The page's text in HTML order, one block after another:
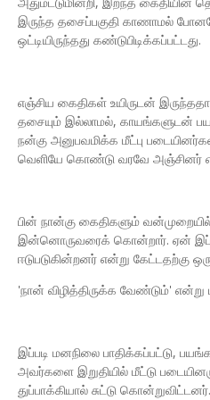
இருந்த தசைப்பகுதி காணாமல்
ஒட்டியிருந்தது கண்டுபிடிக்கப்பட்டது.
எஞ்சிய கைதிகள் உயிருடன்
தசையும் இல்லாமல், காயங்களுடன்
நன்கு அனுபவமிக்க மீட்பு
வெளியே கொண்டு வரவே அஞ்சினர்
பின் நான்கு கைதிகளும்
இன்னொருவரைக் கொன்றார். ஏன்
ஈடுபடுகின்றனர் என்று கேட்டதற்கு
'நான் விழித்திருக்க வேண்டும்' என்று
இப்படி மனநிலை பாதிக்கப்பட்டு,
அவர்களை இறுதியில் மீட்டு
துப்பாக்கியால் சுட்டு கொன்றுவிட்டனர்.